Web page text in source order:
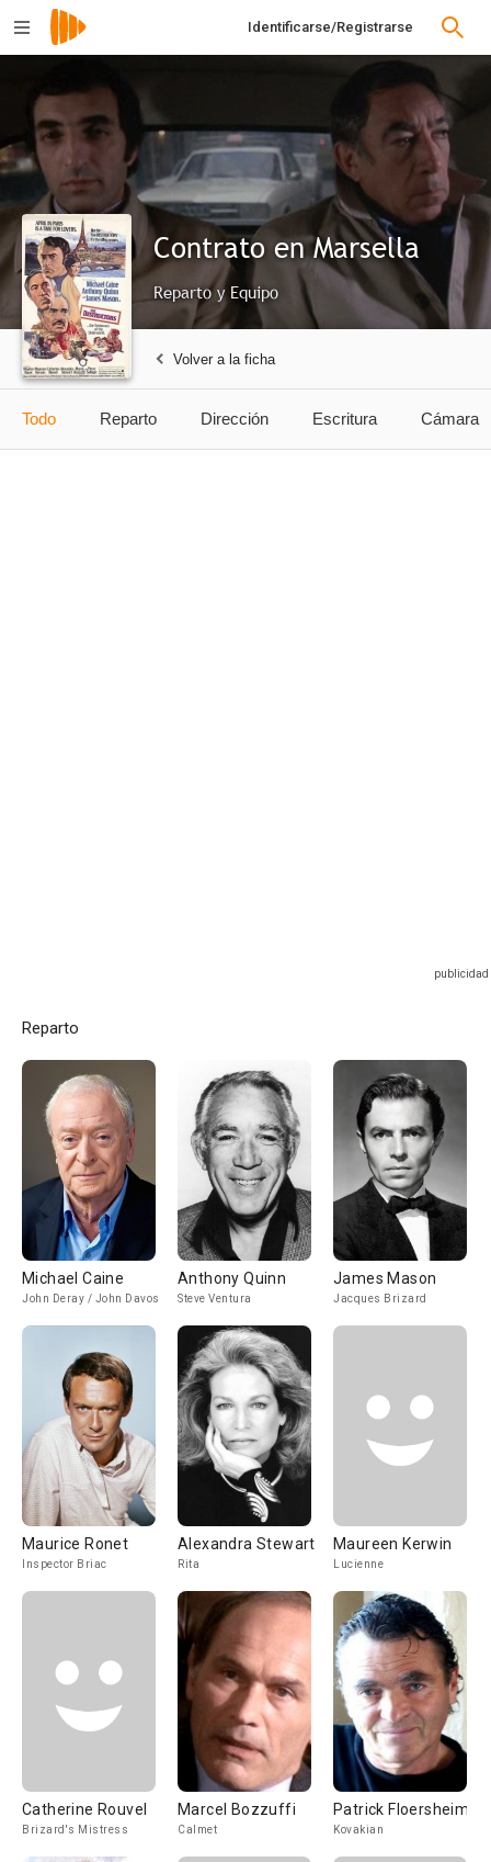
Identificarse/Registrarse
Contrato en Marsella
Reparto y Equipo
Volver a la ficha
Todo Reparto Dirección Escritura Cámara
Reparto
Michael Caine
John Deray / John Davos
Anthony Quinn
Steve Ventura
James Mason
Jacques Brizard
Maurice Ronet
Inspector Briac
Alexandra Stewart
Rita
Maureen Kerwin
Lucienne
Catherine Rouvel
Brizard's Mistress
Marcel Bozzuffi
Calmet
Patrick Floersheim
Kovakian